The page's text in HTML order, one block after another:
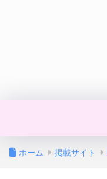
ホーム 掲載サイト